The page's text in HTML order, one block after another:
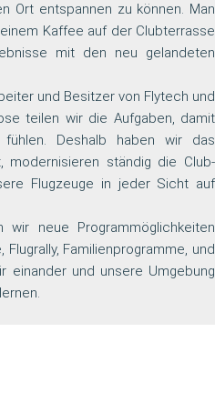
Ort entspannen zu können. Man
Kaffee auf der Clubterrasse
mit den neu gelandeten
und Besitzer von Flytech und
teilen wir die Aufgaben, damit
Deshalb haben wir das
modernisieren ständig die Club-
Flugzeuge in jeder Sicht auf
neue Programmöglichkeiten
Familienprogramme, und
einander und unsere Umgebung